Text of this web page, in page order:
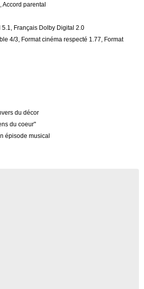
Accord parental
Français Dolby Digital 2.0
4/3, Format cinéma respecté 1.77, Format
du décor
du coeur"
épisode musical